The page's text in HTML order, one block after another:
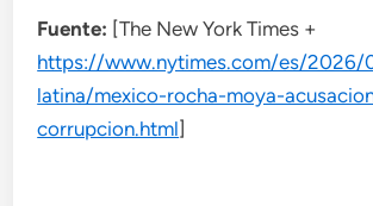
Fuente: [The New York Times +
https://www.nytimes.com/es/
latina/mexico-rocha-moya-
corrupcion.html]